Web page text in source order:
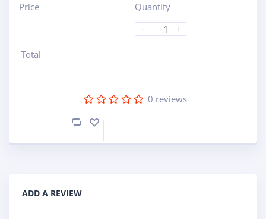
Price
Quantity
-
+
Total
0 reviews
ADD A REVIEW